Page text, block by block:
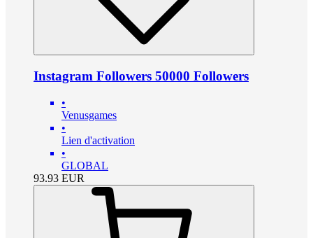
Instagram Followers 50000 Followers
•
Venusgames
•
Lien d'activation
•
GLOBAL
93.93 EUR